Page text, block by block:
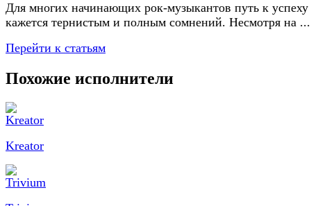
Для многих начинающих рок-музыкантов путь к успеху
кажется тернистым и полным сомнений. Несмотря на ...
Перейти к статьям
Похожие исполнители
Kreator